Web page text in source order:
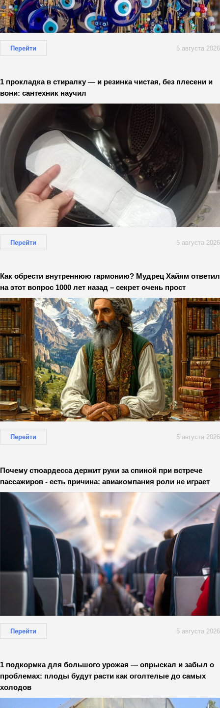
Перейти 5 августа 2026
1 прокладка в стиралку — и резинка чистая, без плесени и
вони: сантехник научил
Перейти 5 августа 2026
Как обрести внутреннюю гармонию? Мудрец Хайям ответил
на этот вопрос 1000 лет назад – секрет очень прост
Перейти 5 августа 2026
Почему стюардесса держит руки за спиной при встрече
пассажиров - есть причина: авиакомпания роли не играет
Перейти 5 августа 2026
1 подкормка для большого урожая — опрыскал и забыл о
проблемах: плоды будут расти как оголтелые до самых
холодов